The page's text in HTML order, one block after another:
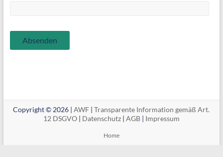
Copyright © 2026 |AWF |Transparente Information gemäß Art.
12 DSGVO| Datenschutz| AGB| Impressum
Home